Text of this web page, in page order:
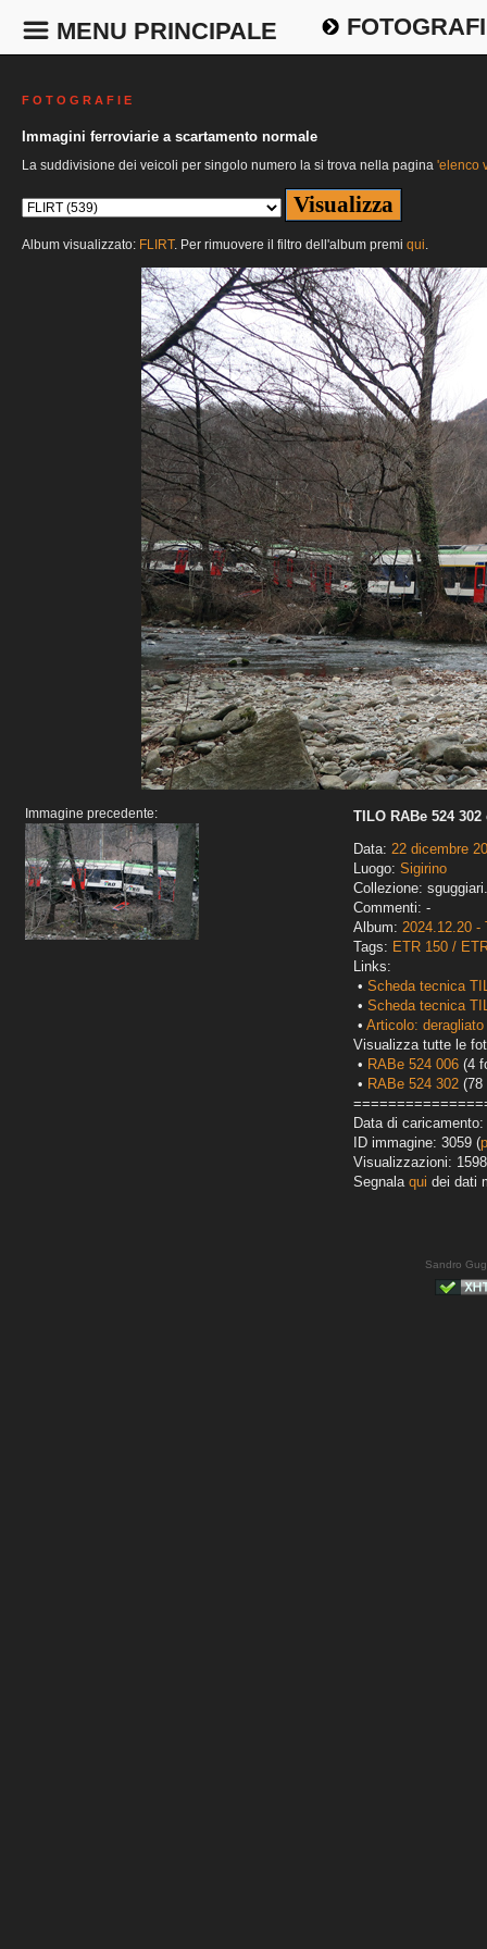
MENU PRINCIPALE
F O T O G R A F I E
Immagini ferroviarie a scartamento normale
La suddivisione dei veicoli per singolo numero la si trova nella pagina 'elenco
Album visualizzato: FLIRT. Per rimuovere il filtro dell'album premi qui.
Immagine precedente:
TILO RABe 524 302
Data: 22 dicembre
Luogo: Sigirino
Collezione:
Commenti: -
Album: 2024.12.20 -
Tags: ETR 150 /
Links:
• Scheda tecnica
• Scheda tecnica
• Articolo:
Visualizza tutte le
• RABe 524 006 (4
• RABe 524 302 (78
Data di
ID immagine: 3059 (
Visualizzazioni: 1598
Segnala qui dei dati
Sandro